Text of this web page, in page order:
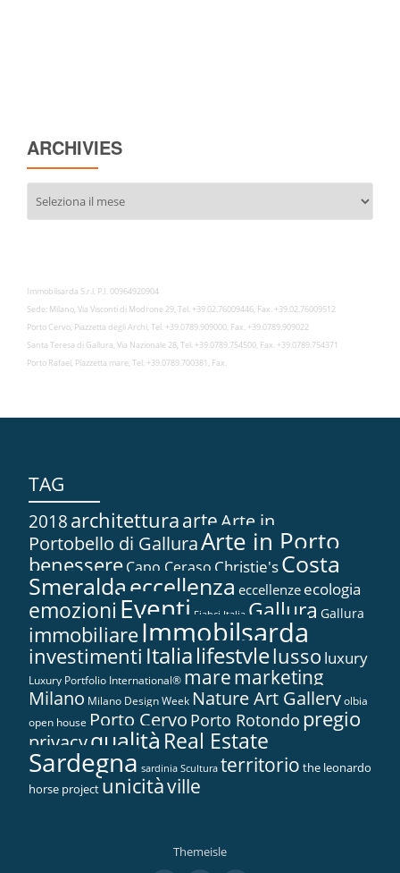
ARCHIVIES
Immobilsarda S.r.l. P.I. 00964920904
Sede: Milano, Via Visconti di Modrone 29, Tel. +39.02.76009446, Fax. +39.02.76009512
Porto Cervo, Piazzetta degli Archi, Tel. +39.0789.909000, Fax. +39.0789.909022
Santa Teresa di Gallura, Via Nazionale 28, Tel. +39.0789.754500, Fax. +39.0789.754371
Porto Rafael, Piazzetta mare, Tel. +39.0789.700381, Fax.
TAG
2018architetturaarteArte in...
Portobello di GalluraArte in Porto
benessereCapo Ceraso Christie'sCosta
Smeraldaeccellenza eccellenze ecologia
emozioni Eventi Fiabci Italia Gallura Gallura
immobiliareImmobilsarda
investimenti Italialifestylelusso luxury
Luxury Portfolio International® maremarketing
Milano Milano Design Week Nature Art Galleryolbia
open house Porto Cervo Porto Rotondo pregio
privacyqualità Real Estate
Sardegna sardinia Scultura territorio the leonardo
horse project unicitàville
Themeisle